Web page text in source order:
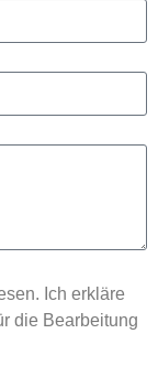
Ich erkläre
die Bearbeitung